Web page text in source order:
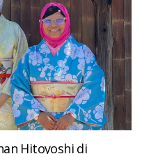
Hitoyoshi di